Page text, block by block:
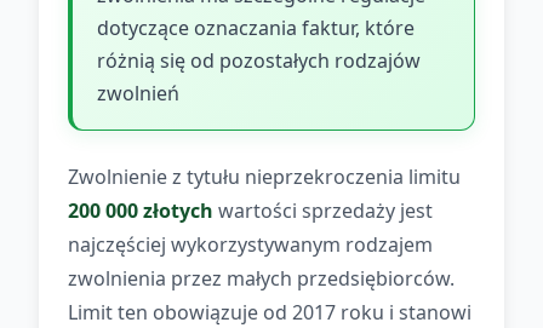
dotyczące oznaczania faktur, które
różnią się od pozostałych rodzajów
zwolnień
Zwolnienie z tytułu nieprzekroczenia limitu
200 000 złotych wartości sprzedaży jest
najczęściej wykorzystywanym rodzajem
zwolnienia przez małych przedsiębiorców.
Limit ten obowiązuje od 2017 roku i stanowi